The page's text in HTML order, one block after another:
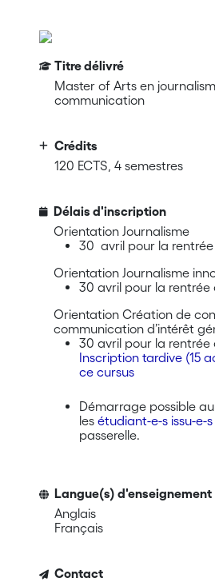
Titre délivré
Master of Arts en
communication
Crédits
120 ECTS, 4 semestres
Délais d'inscription
Orientation Journalisme
30 avril pour la
Orientation Journalisme
30 avril pour la rentrée
Orientation Création de
communication d’intérêt
30 avril pour la rentrée
Inscription tardive (15
ce cursus
Démarrage possible
les étudiant-e-s issu-e-s
passerelle.
Langue(s) d'enseignement
Anglais
Français
Contact